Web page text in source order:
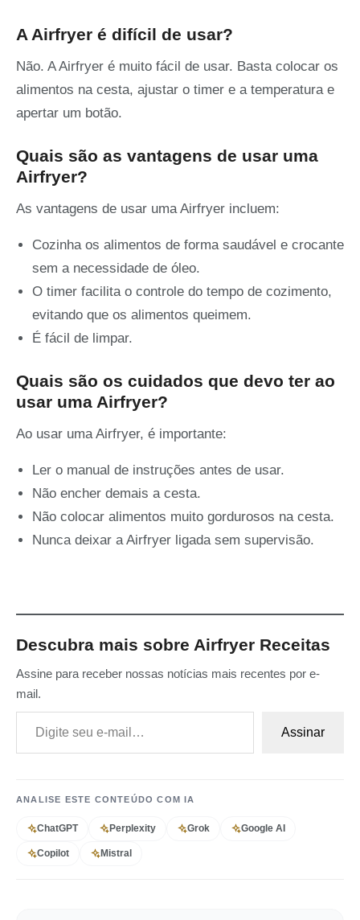
A Airfryer é difícil de usar?
Não. A Airfryer é muito fácil de usar. Basta colocar os
alimentos na cesta, ajustar o timer e a temperatura e
apertar um botão.
Quais são as vantagens de usar uma
Airfryer?
As vantagens de usar uma Airfryer incluem:
Cozinha os alimentos de forma saudável e crocante
sem a necessidade de óleo.
O timer facilita o controle do tempo de cozimento,
evitando que os alimentos queimem.
É fácil de limpar.
Quais são os cuidados que devo ter ao
usar uma Airfryer?
Ao usar uma Airfryer, é importante:
Ler o manual de instruções antes de usar.
Não encher demais a cesta.
Não colocar alimentos muito gordurosos na cesta.
Nunca deixar a Airfryer ligada sem supervisão.
Descubra mais sobre Airfryer Receitas
Assine para receber nossas notícias mais recentes por e-
mail.
Digite seu e-mail…
Assinar
ANALISE ESTE CONTEÚDO COM IA
ChatGPT Perplexity Grok Google AI
Copilot Mistral